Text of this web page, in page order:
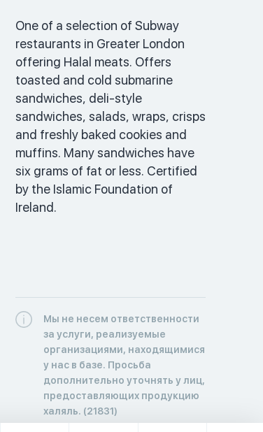
One of a selection of Subway
restaurants in Greater London
offering Halal meats. Offers
toasted and cold submarine
sandwiches, deli-style
sandwiches, salads, wraps, crisps
and freshly baked cookies and
muffins. Many sandwiches have
six grams of fat or less. Certified
by the Islamic Foundation of
Ireland.
Мы не несем ответственности
за услуги, реализуемые
организациями, находящимися
у нас в базе. Просьба
дополнительно уточнять у лиц,
предоставляющих продукцию
халяль. (21831)